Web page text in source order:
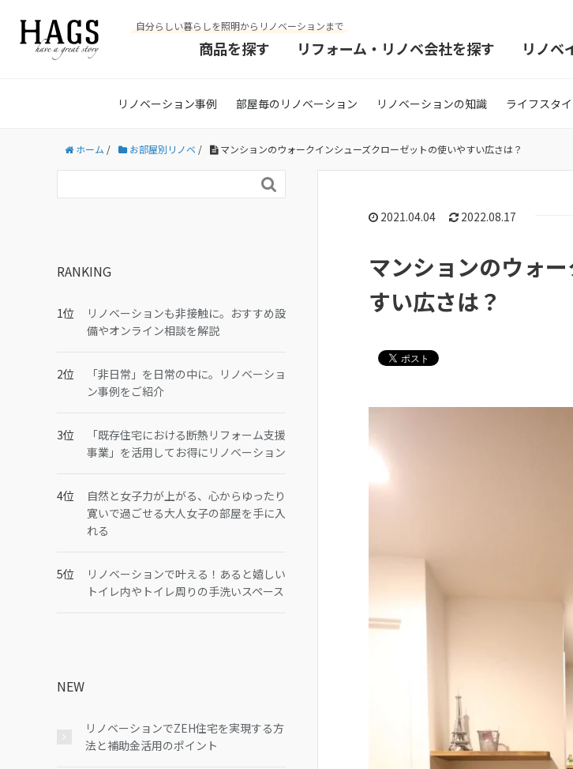
自分らしい暮らしを照明からリノベーションまで
商品を探す リフォーム・リノベ会社を探す リノベ
リノベーション事例 部屋毎のリノベーション リノベーションの知識 ライフスタ
ホーム / お部屋別リノベ / マンションのウォークインシューズクローゼットの使いやすい広さは？
2021.04.04 2022.08.17
マンションのウォ
すい広さは？

RANKING
リノベーションも非接触に。おすすめ設
備やオンライン相談を解説
「非日常」を日常の中に。リノベーショ
ン事例をご紹介
「既存住宅における断熱リフォーム支援
事業」を活用してお得にリノベーション
自然と女子力が上がる、心からゆったり
寛いで過ごせる大人女子の部屋を手に入
れる
リノベーションで叶える！あると嬉しい
トイレ内やトイレ周りの手洗いスペース
NEW
リノベーションでZEH住宅を実現する方
法と補助金活用のポイント